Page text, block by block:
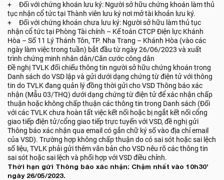
+ Đối với chứng khoán lưu ký: Người sở hữu chứng khoán làm thủ
tục nhận cổ tức tại Thành viên lưu ký nơi mở tài khoản lưu ký.
+ Đối với chứng khoán chưa lưu ký: Người sở hữu làm thủ tục
nhận cổ tức tại Phòng Tài chính – Kế toán CTCP Điện lực Khánh
Hòa – Số 11 Lý Thánh Tôn, TP. Nha Trang – Khánh Hòa (vào các
ngày làm việc trong tuần) bắt đầu từ ngày 26/06/2023 và xuất
trình chứng minh nhân dân/Căn cước công dân
Đề nghị TVLK đối chiếu thông tin người sở hữu chứng khoán trong
Danh sách do VSD lập và gửi dưới dạng chứng từ điện tử với thông
tin do TVLK đang quản lý đồng thời gửi cho VSD Thông báo xác
nhận (Mẫu 03/THQ) dưới dạng chứng từ điện tử để xác nhận chấp
thuận hoặc không chấp thuận các thông tin trong Danh sách (Đối
với các TVLK chưa hoàn tất việc kết nối hoặc bị ngắt kết nối cổng
giao tiếp điện tử/cổng giao tiếp trực tuyến với VSD, đề nghị gửi
Thông báo xác nhận qua email có gắn chữ ký số vào địa chỉ email
của VSD). Trường hợp không chấp thuận do có sai sót hoặc sai lệch
số liệu, TVLK phải gửi thêm văn bản cho VSD nêu rõ các thông tin
sai sót hoặc sai lệch và phối hợp với VSD điều chỉnh.
Thời hạn gửi Thông báo xác nhận: Chậm nhất vào 10h30’
ngày 26/05/2023.